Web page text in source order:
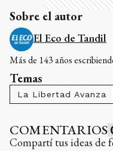
Sobre el autor
El Eco de Tandil
Más de 143 años
Temas
La Libertad Avanza
COMENTARIOS
Compartí tus ideas de